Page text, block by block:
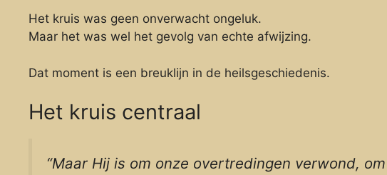
Het kruis was geen onverwacht ongeluk.
Maar het was wel het gevolg van echte afwijzing.
Dat moment is een breuklijn in de heilsgeschiedenis.
Het kruis centraal
“Maar Hij is om onze overtredingen verwond,